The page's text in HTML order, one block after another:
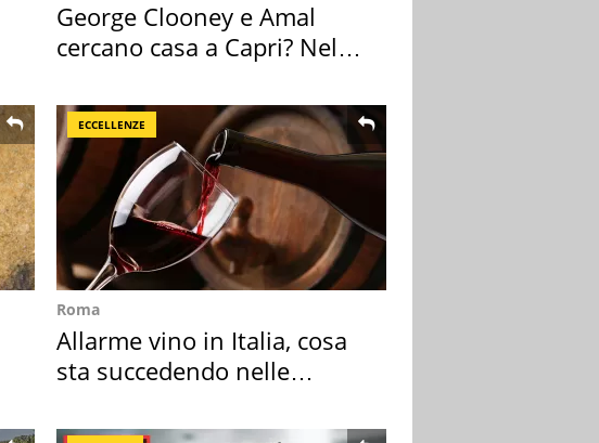
George Clooney e Amal
cercano casa a Capri? Nel
ECCELLENZE
Roma
Allarme vino in Italia, cosa
sta succedendo nelle